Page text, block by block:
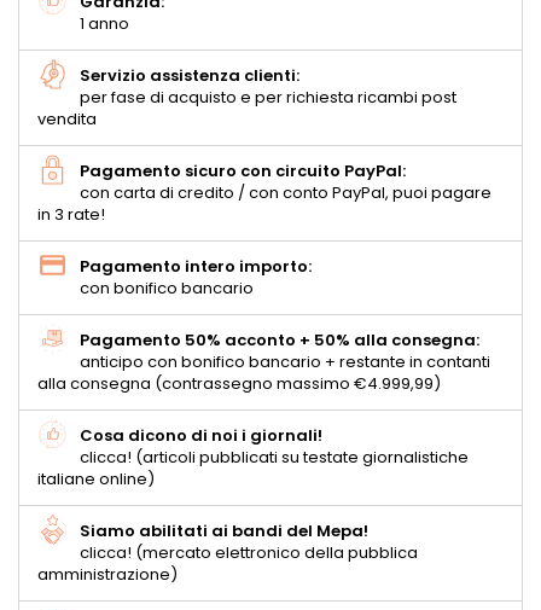
1 anno
Servizio assistenza clienti:
per fase di acquisto e per richiesta ricambi post
vendita
Pagamento sicuro con circuito PayPal:
con carta di credito / con conto PayPal, puoi pagare
in 3 rate!
Pagamento intero importo:
con bonifico bancario
Pagamento 50% acconto + 50% alla consegna:
anticipo con bonifico bancario + restante in contanti
alla consegna (contrassegno massimo €4.999,99)
Cosa dicono di noi i giornali!
clicca! (articoli pubblicati su testate giornalistiche
italiane online)
Siamo abilitati ai bandi del Mepa!
clicca! (mercato elettronico della pubblica
amministrazione)